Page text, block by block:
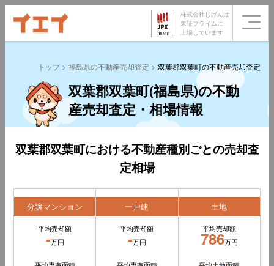
株式会社じげんは
東証プライムに
上場しています
トップ 福島県の不動産売却査定 双葉郡双葉町の不動産売却査定
双葉郡双葉町(福島県)の不動
産売却査定・相場情報
双葉郡双葉町における不動産種別ごとの売却査
定相場
分譲マンション
平均売却額
-万円
一戸建
平均売却額
-万円
土地
平均売却額
786万円